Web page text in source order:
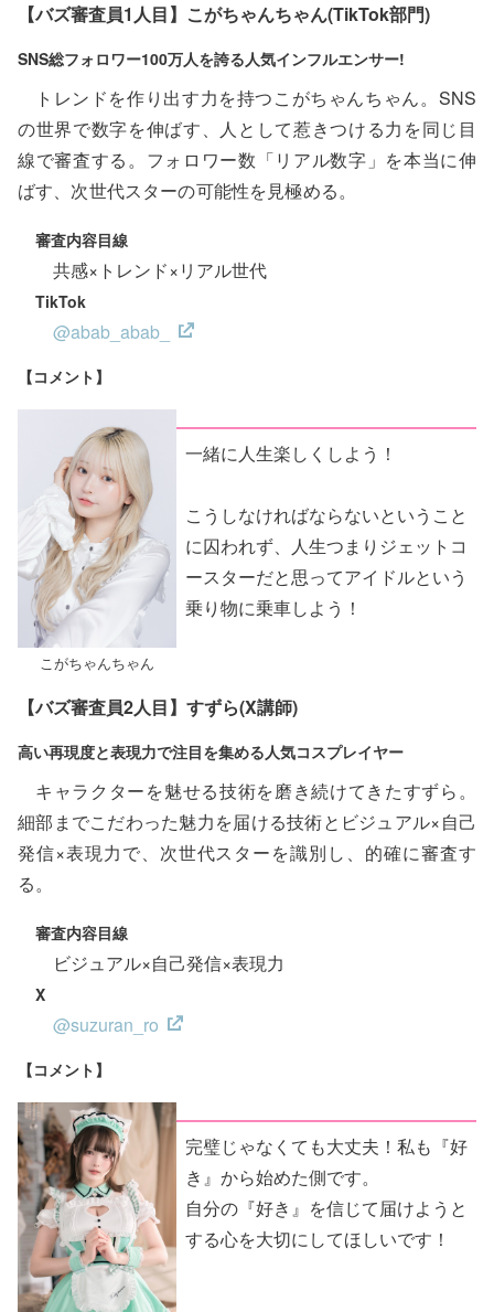
【バズ審査員1人目】こがちゃんちゃん(TikTok部門)
SNS総フォロワー100万人を誇る人気インフルエンサー!
トレンドを作り出す力を持つこがちゃんちゃん。SNS
の世界で数字を伸ばす、人として惹きつける力を同じ目
線で審査する。フォロワー数「リアル数字」を本当に伸
ばす、次世代スターの可能性を見極める。
審査内容目線
共感×トレンド×リアル世代
TikTok
@abab_abab_
【コメント】
こがちゃんちゃん
一緒に人生楽しくしよう！
こうしなければならないということ
に囚われず、人生つまりジェットコ
ースターだと思ってアイドルという
乗り物に乗車しよう！
【バズ審査員2人目】すずら(X講師)
高い再現度と表現力で注目を集める人気コスプレイヤー
キャラクターを魅せる技術を磨き続けてきたすずら。
細部までこだわった魅力を届ける技術とビジュアル×自己
発信×表現力で、次世代スターを識別し、的確に審査す
る。
審査内容目線
ビジュアル×自己発信×表現力
X
@suzuran_ro
【コメント】
完璧じゃなくても大丈夫！私も『好
き』から始めた側です。
自分の『好き』を信じて届けようと
する心を大切にしてほしいです！